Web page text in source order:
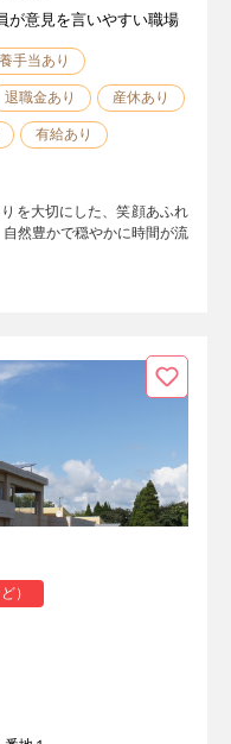
が意見を言いやすい職場
手当あり
退職金あり 産休あり
有給あり
を大切にした、笑顔あふれ
然豊かで穏やかに時間が流
）